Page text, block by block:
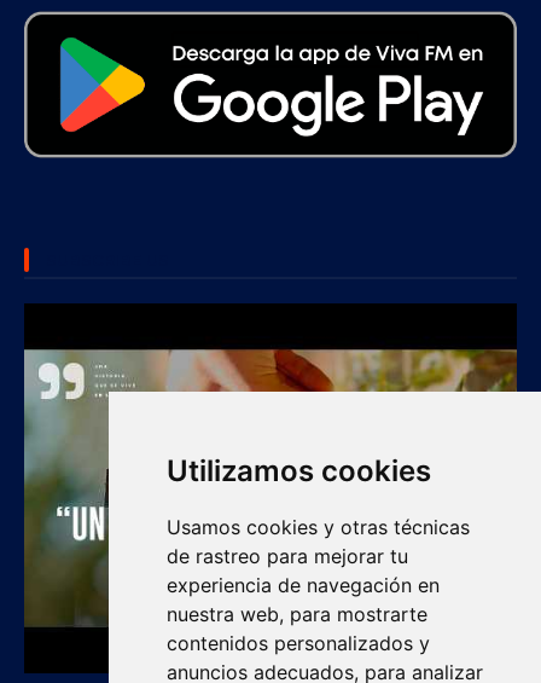
Utilizamos cookies
Usamos cookies y otras técnicas
de rastreo para mejorar tu
experiencia de navegación en
nuestra web, para mostrarte
contenidos personalizados y
anuncios adecuados, para analizar